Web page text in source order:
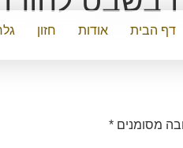
דף הבית אודות חזון
מסומנים *